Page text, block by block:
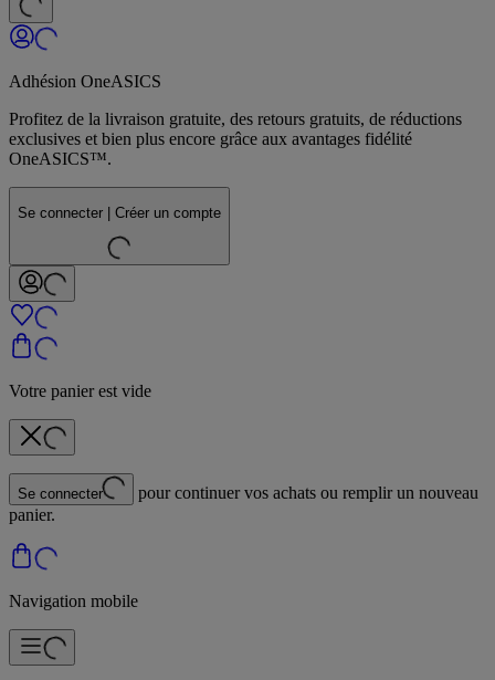
Adhésion OneASICS
Profitez de la livraison gratuite, des retours gratuits, de réductions
exclusives et bien plus encore grâce aux avantages fidélité
OneASICS™.
Se connecter | Créer un compte
Votre panier est vide
Se connecter
pour continuer vos achats ou remplir un nouveau
panier.
Navigation mobile